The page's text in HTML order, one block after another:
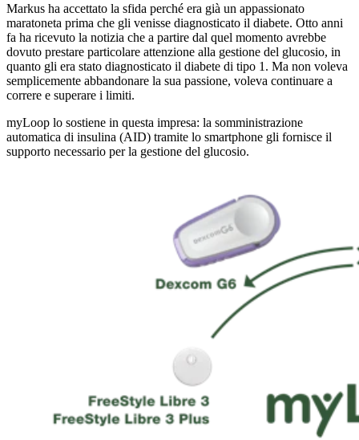
Markus ha accettato la sfida perché era già un appassionato
maratoneta prima che gli venisse diagnosticato il diabete. Otto anni
fa ha ricevuto la notizia che a partire dal quel momento avrebbe
dovuto prestare particolare attenzione alla gestione del glucosio, in
quanto gli era stato diagnosticato il diabete di tipo 1. Ma non voleva
semplicemente abbandonare la sua passione, voleva continuare a
correre e superare i limiti.
myLoop lo sostiene in questa impresa: la somministrazione
automatica di insulina (AID) tramite lo smartphone gli fornisce il
supporto necessario per la gestione del glucosio.